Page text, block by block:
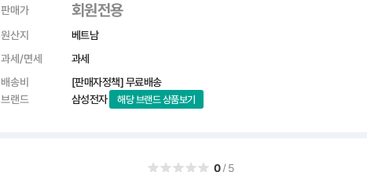
판매가 회원전용
원산지
베트남
과세/면세
과세
배송비
[판매자정책] 무료배송
브랜드
삼성전자 해당 브랜드 상품보기
0/5